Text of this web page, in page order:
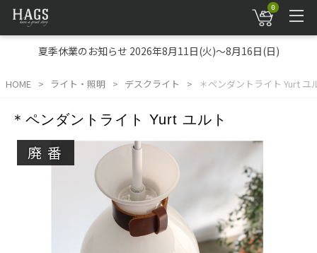
0
夏季休業のお知らせ 2026年8月11日(火)～8月16日(日)
HOME ライト・照明 デスクライト ＊ペンダントライト Yurt ユ
＊ペンダントライト Yurt ユルト
廃番